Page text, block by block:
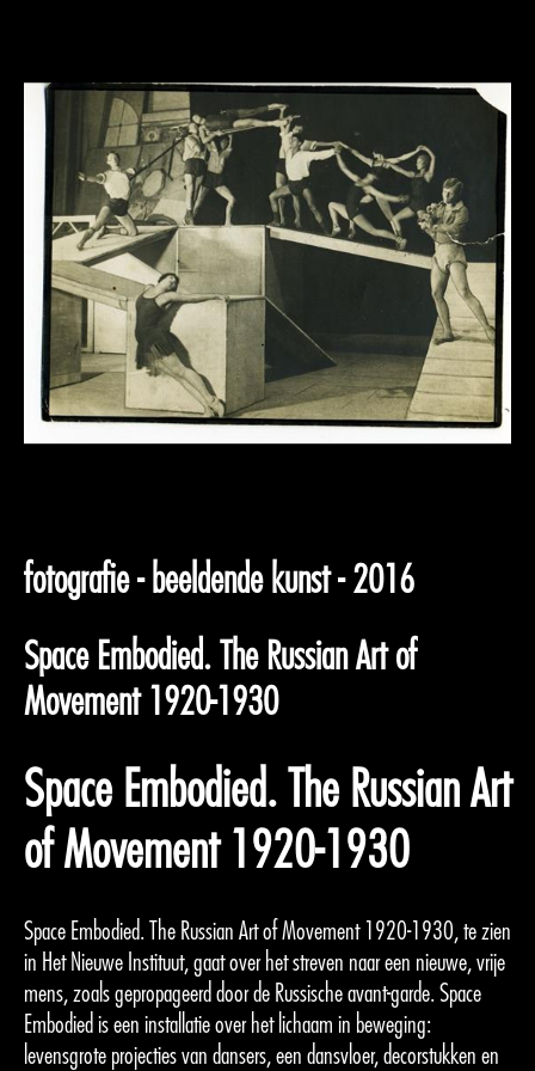
fotografie - beeldende kunst - 2016
Space Embodied. The Russian Art of
Movement 1920-1930
Space Embodied. The Russian Art
of Movement 1920-1930
Space Embodied. The Russian Art of Movement 1920-1930, te zien
in Het Nieuwe Instituut, gaat over het streven naar een nieuwe, vrije
mens, zoals gepropageerd door de Russische avant-garde. Space
Embodied is een installatie over het lichaam in beweging:
levensgrote projecties van dansers, een dansvloer, decorstukken en